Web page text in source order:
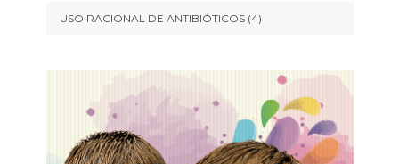
USO RACIONAL DE ANTIBIÓTICOS(4)